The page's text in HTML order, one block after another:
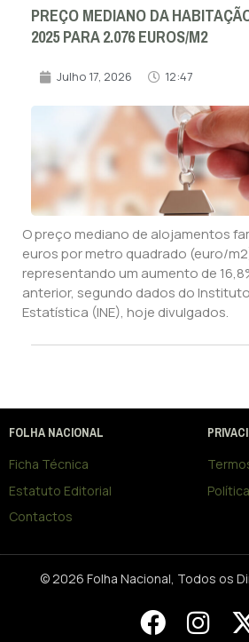
PREÇO MEDIANO DA
2025 PARA 2.076 EUROS/M2
Julho 17, 2026 12:47
O preço mediano de alojamentos
euros por metro quadrado (euro/
representando um aumento de
anterior, segundo dados do
Estatística (INE), hoje divulgados.
FOLHA NACIONAL
Ficha Técnica
Estatuto Editorial
Contactos
© 2026 Folha Nacional, Todos os